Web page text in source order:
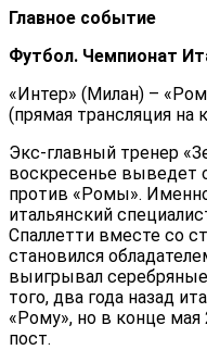
Главное событие
Футбол. Чемпионат
«Интер» (Милан) –
(прямая трансляция на
Экс-главный тренер
воскресенье выведет
против «Ромы».
итальянский
Спаллетти вместе со
становился
выигрывал
того, два года назад
«Рому», но в конце
пост.